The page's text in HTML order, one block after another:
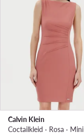
Calvin Klein
Coctailkleid · Rosa · Mini